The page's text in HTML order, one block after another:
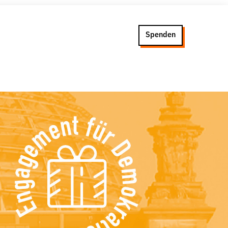
Spenden